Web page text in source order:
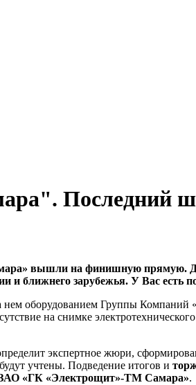
Последний
вышли на финишную прямую. До
и ближнего зарубежья. У Вас есть
оборудованием Группы
на снимке
экспертное жюри,
учтены. Подведение итогов и
ЗАО «ГК «Электрощит»-ТМ Самара».